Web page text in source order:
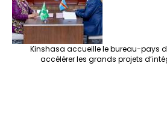
Kinshasa accueille le bureau-pays de
accélérer les grands projets